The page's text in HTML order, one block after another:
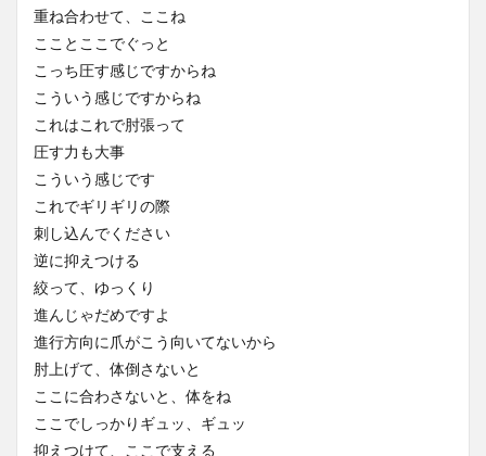
重ね合わせて、ここね
こことここでぐっと
こっち圧す感じですからね
こういう感じですからね
これはこれで肘張って
圧す力も大事
こういう感じです
これでギリギリの際
刺し込んでください
逆に抑えつける
絞って、ゆっくり
進んじゃだめですよ
進行方向に爪がこう向いてないから
肘上げて、体倒さないと
ここに合わさないと、体をね
ここでしっかりギュッ、ギュッ
抑えつけて、ここで支える